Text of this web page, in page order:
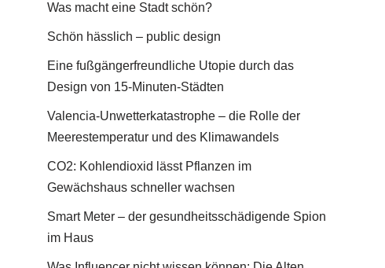
Was macht eine Stadt schön?
Schön hässlich – public design
Eine fußgängerfreundliche Utopie durch das
Design von 15-Minuten-Städten
Valencia-Unwetterkatastrophe – die Rolle der
Meerestemperatur und des Klimawandels
CO2: Kohlendioxid lässt Pflanzen im
Gewächshaus schneller wachsen
Smart Meter – der gesundheitsschädigende Spion
im Haus